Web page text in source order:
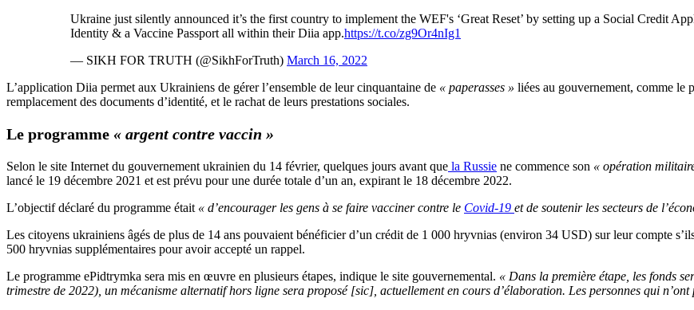
Ukraine just silently announced it’s the first country to implement the WEF's ‘Great Reset’ by setting up a Social Credit
Identity & a Vaccine Passport all within their Diia app.https://t.co/zg9Or4nIg1
— SIKH FOR TRUTH (@SikhForTruth) March 16, 2022
L’application Diia permet aux Ukrainiens de gérer l’ensemble de leur cinquantaine de « paperasses » liées au gouvernement, comme le
remplacement des documents d’identité, et le rachat de leurs prestations sociales.
Le programme « argent contre vaccin »
Selon le site Internet du gouvernement ukrainien du 14 février, quelques jours avant que la Russie ne commence son « opération
lancé le 19 décembre 2021 et est prévu pour une durée totale d’un an, expirant le 18 décembre 2022.
L’objectif déclaré du programme était « d’encourager les gens à se faire vacciner contre le Covid-19 et de soutenir les secteurs de
Les citoyens ukrainiens âgés de plus de 14 ans pouvaient bénéficier d’un crédit de 1 000 hryvnias (environ 34 USD) sur leur compte
500 hryvnias supplémentaires pour avoir accepté un rappel.
Le programme ePidtrymka sera mis en œuvre en plusieurs étapes, indique le site gouvernemental. « Dans la première étape, les fonds
trimestre de 2022), un mécanisme alternatif hors ligne sera proposé [sic], actuellement en cours d’élaboration. Les personnes qui